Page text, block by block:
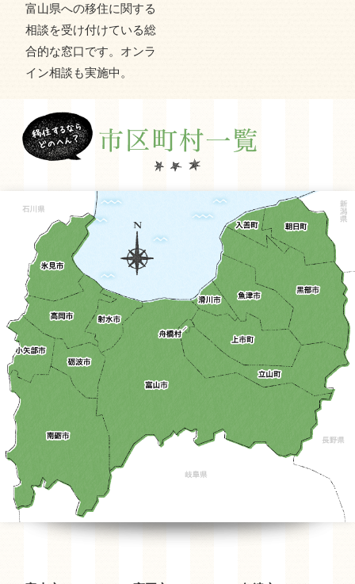
富山県への移住に関する
相談を受け付けている総
合的な窓口です。オンラ
イン相談も実施中。